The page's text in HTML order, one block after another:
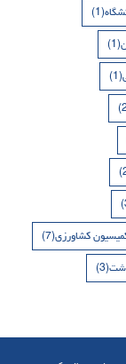
(1)
(1)
(1)
کشاورزی(7)
(3)